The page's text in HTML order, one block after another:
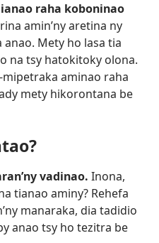
raha koboninao
amin’ny aretina ny
Mety ho lasa tia
na tsy hatokitoky olona.
aminao raha
mety hikorontana be
vadinao. Inona,
tianao aminy? Rehefa
manaraka, dia tadidio
anao tsy ho tezitra be